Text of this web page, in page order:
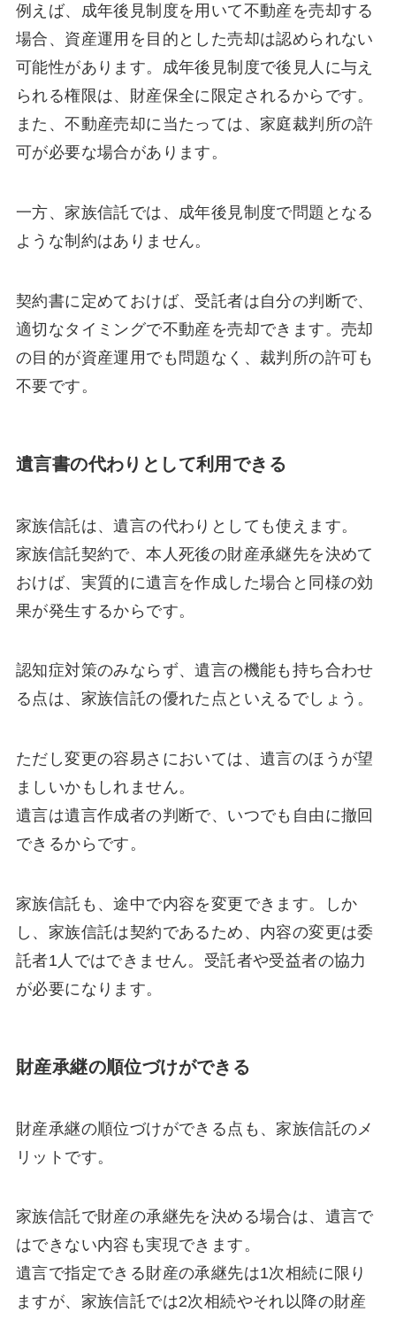
例えば、成年後見制度を用いて不動産を売却する
場合、資産運用を目的とした売却は認められない
可能性があります。成年後見制度で後見人に与え
られる権限は、財産保全に限定されるからです。
また、不動産売却に当たっては、家庭裁判所の許
可が必要な場合があります。
一方、家族信託では、成年後見制度で問題となる
ような制約はありません。
契約書に定めておけば、受託者は自分の判断で、
適切なタイミングで不動産を売却できます。売却
の目的が資産運用でも問題なく、裁判所の許可も
不要です。
遺言書の代わりとして利用できる
家族信託は、遺言の代わりとしても使えます。
家族信託契約で、本人死後の財産承継先を決めて
おけば、実質的に遺言を作成した場合と同様の効
果が発生するからです。
認知症対策のみならず、遺言の機能も持ち合わせ
る点は、家族信託の優れた点といえるでしょう。
ただし変更の容易さにおいては、遺言のほうが望
ましいかもしれません。
遺言は遺言作成者の判断で、いつでも自由に撤回
できるからです。
家族信託も、途中で内容を変更できます。しか
し、家族信託は契約であるため、内容の変更は委
託者1人ではできません。受託者や受益者の協力
が必要になります。
財産承継の順位づけができる
財産承継の順位づけができる点も、家族信託のメ
リットです。
家族信託で財産の承継先を決める場合は、遺言で
はできない内容も実現できます。
遺言で指定できる財産の承継先は1次相続に限り
ますが、家族信託では2次相続やそれ以降の財産